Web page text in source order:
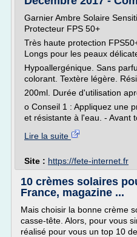
Garnier Ambre Solaire
Protecteur FPS 50+
Très haute protection
Longs pour les peaux
Hypoallergénique. Sans
colorant. Textère légère.
200ml. Durée d'utilisation
o Conseil 1 : Appliquez une
et résistante à l'eau. - Avant
Lire la suite
Site : https://fete-internet.fr
10 crèmes solaires
France, magazine ...
Mais choisir la bonne crème
casse-tête. Alors, pour vous
réalisé pour vous un top 10